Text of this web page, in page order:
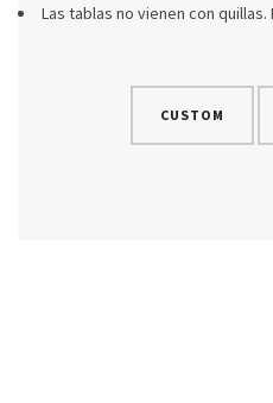
Las tablas no vienen con quillas.
CUSTOM